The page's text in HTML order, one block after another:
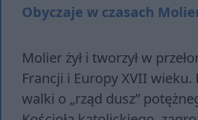
Obyczaje w czasach
Molier żył i tworzył w
Francji i Europy XVII wieku.
walki o „rząd dusz”